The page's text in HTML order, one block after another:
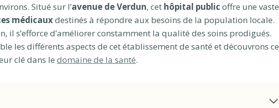
Situé sur l’avenue de Verdun, cet hôpital public offre une vaste
médicauxdestinés à répondre aux besoins de la population locale.
il s’efforce d’améliorer constamment la qualité des soins prodigués.
les différents aspects de cet établissement de santé et découvrons ce
clé dans le domaine de la santé.